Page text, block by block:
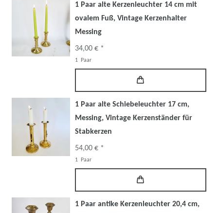
1 Paar alte Kerzenleuchter 14 cm mit
ovalem Fuß, Vintage Kerzenhalter
Messing
34,00 € *
1 Paar
1 Paar alte Schiebeleuchter 17 cm,
Messing, Vintage Kerzenständer für
Stabkerzen
54,00 € *
1 Paar
1 Paar antike Kerzenleuchter 20,4 cm,